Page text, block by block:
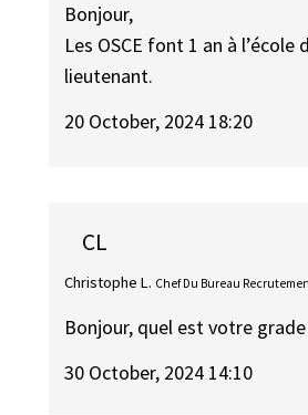
Bonjour,
Les OSCE font 1 an à
lieutenant.
20 October, 2024 18:20
CL
Christophe L. Chef Du Bureau
Bonjour, quel est votre
30 October, 2024 14:10